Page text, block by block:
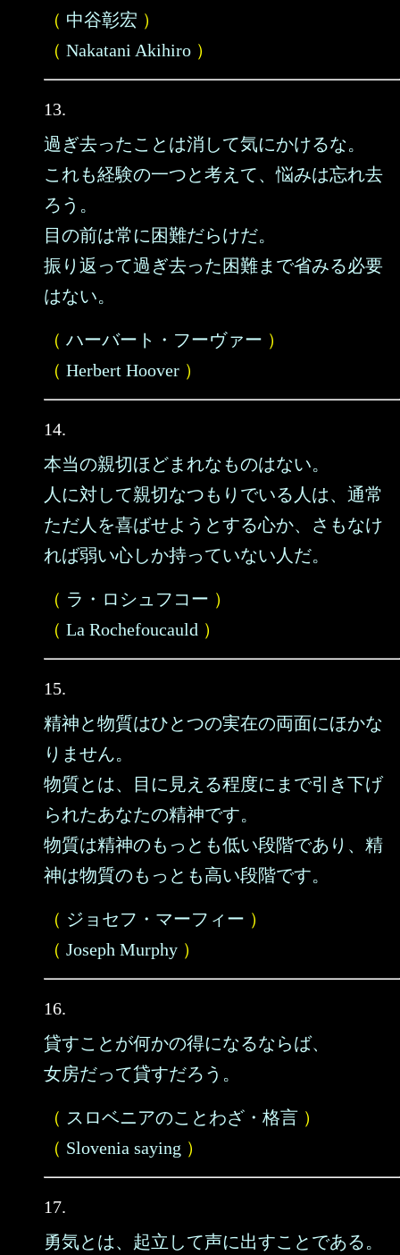
（ 中谷彰宏 ）
（ Nakatani Akihiro ）
13.
過ぎ去ったことは消して気にかけるな。
これも経験の一つと考えて、悩みは忘れ去
ろう。
目の前は常に困難だらけだ。
振り返って過ぎ去った困難まで省みる必要
はない。
（ ハーバート・フーヴァー ）
（ Herbert Hoover ）
14.
本当の親切ほどまれなものはない。
人に対して親切なつもりでいる人は、通常
ただ人を喜ばせようとする心か、さもなけ
れば弱い心しか持っていない人だ。
（ ラ・ロシュフコー ）
（ La Rochefoucauld ）
15.
精神と物質はひとつの実在の両面にほかな
りません。
物質とは、目に見える程度にまで引き下げ
られたあなたの精神です。
物質は精神のもっとも低い段階であり、精
神は物質のもっとも高い段階です。
（ ジョセフ・マーフィー ）
（ Joseph Murphy ）
16.
貸すことが何かの得になるならば、
女房だって貸すだろう。
（ スロベニアのことわざ・格言 ）
（ Slovenia saying ）
17.
勇気とは、起立して声に出すことである。